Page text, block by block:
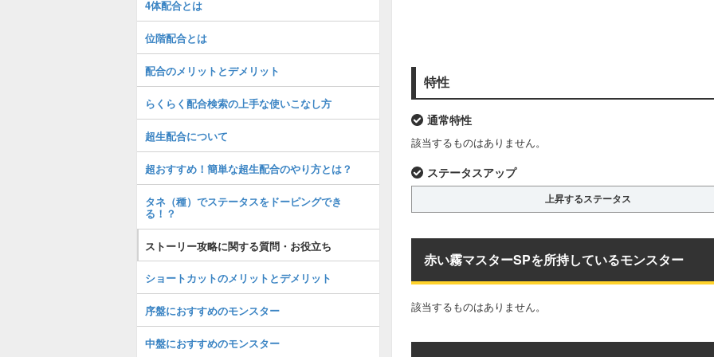
特性
通常特性
該当するものはありません。
ステータスアップ
上昇するステータス
赤い霧マスターSPを所持しているモンスター
該当するものはありません。
4体配合とは
位階配合とは
配合のメリットとデメリット
らくらく配合検索の上手な使いこなし方
超生配合について
超おすすめ！簡単な超生配合のやり方とは？
タネ（種）でステータスをドーピングでき
る！？
ストーリー攻略に関する質問・お役立ち
ショートカットのメリットとデメリット
序盤におすすめのモンスター
中盤におすすめのモンスター